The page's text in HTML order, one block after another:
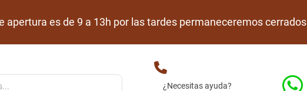
apertura es de 9 a 13h por las tardes permaneceremos cerrados
¿Necesitas ayuda?